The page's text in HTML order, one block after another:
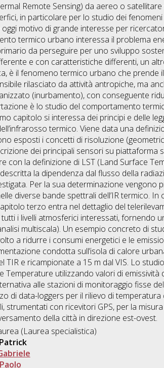
Remote Sensing) da aereo o
in particolare per lo studio dei
motivo di grande interesse per
termico urbano interessa il problema
da perseguire per uno sviluppo
e con caratteristiche differenti, un
è il fenomeno termico urbano che prende
rilasciato da attività antropiche, ma
(inurbamento), con conseguente
è lo studio del comportamento
capitolo si interessa dei principi e delle
termico. Viene data una
esposti i concetti di risoluzione
dei principali sensori su piattaforma
con la definizione di LST (Land Surface
la dipendenza dal flusso della
Per la sua determinazione vengono
diverse bande spettrali dell’IR termico. In
terzo entra nel dettaglio del
i livelli atmosferici interessati, fornendo
multiscala). Un esempio concreto di
a ridurre i consumi energetici e le
condotta sull’isola di calore
TIR e ricampionate a 15 m dal VIS. Lo
utilizzando valori di emissività
alle stazioni di monitoraggio fisse
di data-loggers per il rilievo di
strumentati con ricevitori GPS, per la
della città in direzione est-ovest.
(Laurea specialistica)